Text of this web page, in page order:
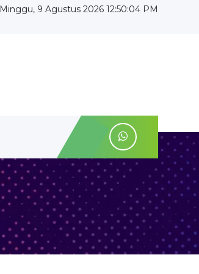
Minggu, 9 Agustus 2026 12:50:05 PM